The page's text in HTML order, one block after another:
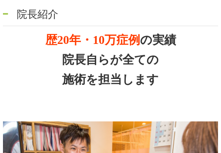
院長紹介
歴20年・10万症例の実績
院長自らが全ての
施術を担当します